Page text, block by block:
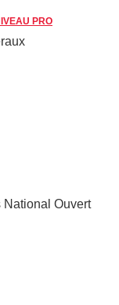
PRO
National Ouvert